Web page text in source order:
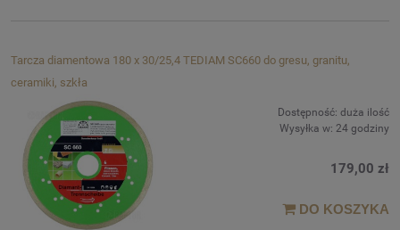
Tarcza diamentowa 180 x 30/25,4 TEDIAM SC660 do gresu, granitu,
ceramiki, szkła
Dostępność: duża ilość
Wysyłka w: 24 godziny
179,00 zł
DO KOSZYKA